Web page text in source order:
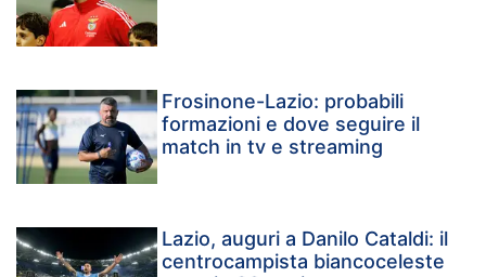
Frosinone-Lazio: probabili
formazioni e dove seguire il
match in tv e streaming
Lazio, auguri a Danilo Cataldi: il
centrocampista biancoceleste